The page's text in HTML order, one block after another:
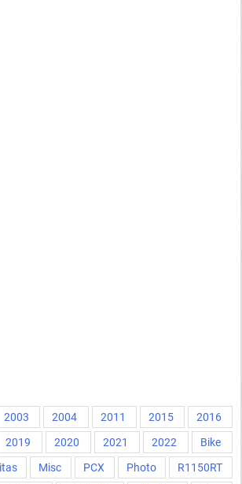
2003 2004 2011 2015
2016
2019 2020 2021 2022
Bike
Misc PCX Photo
R1150RT